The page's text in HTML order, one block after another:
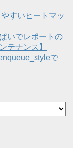
すいヒートマッ
いでレポートの
テナンス】
で